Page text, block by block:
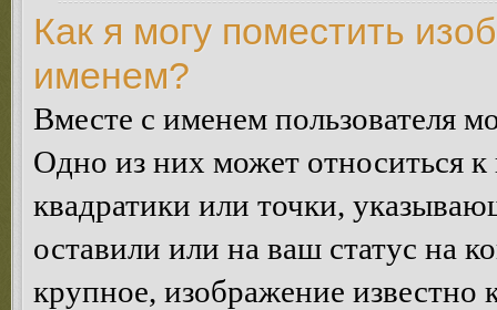
Как я могу поместить
именем?
Вместе с именем пользователя
Одно из них может относиться
квадратики или точки,
оставили или на ваш статус на
крупное, изображение известно